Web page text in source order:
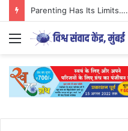
Parenting Has Its Limits….
Menu